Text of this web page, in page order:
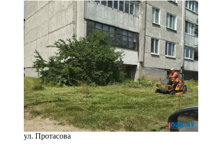
ул. Протасова